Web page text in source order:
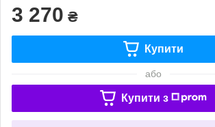
3 270 ₴
Купити
або
Купити з